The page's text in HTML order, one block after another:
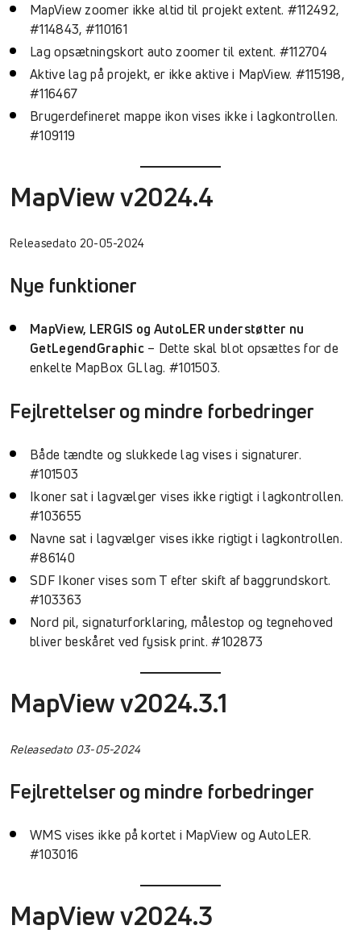
MapView zoomer ikke altid til projekt extent. #112492,
#114843, #110161
Lag opsætningskort auto zoomer til extent. #112704
Aktive lag på projekt, er ikke aktive i MapView. #115198,
#116467
Brugerdefineret mappe ikon vises ikke i lagkontrollen.
#109119
MapView v2024.4
Releasedato 20-05-2024
Nye funktioner
MapView, LERGIS og AutoLER understøtter nu
GetLegendGraphic– Dette skal blot opsættes for de
enkelte MapBox GL lag. #101503.
Fejlrettelser og mindre forbedringer
Både tændte og slukkede lag vises i signaturer.
#101503
Ikoner sat i lagvælger vises ikke rigtigt i lagkontrollen.
#103655
Navne sat i lagvælger vises ikke rigtigt i lagkontrollen.
#86140
SDF Ikoner vises som T efter skift af baggrundskort.
#103363
Nord pil, signaturforklaring, målestop og tegnehoved
bliver beskåret ved fysisk print. #102873
MapView v2024.3.1
Releasedato 03-05-2024
Fejlrettelser og mindre forbedringer
WMS vises ikke på kortet i MapView og AutoLER.
#103016
MapView v2024.3